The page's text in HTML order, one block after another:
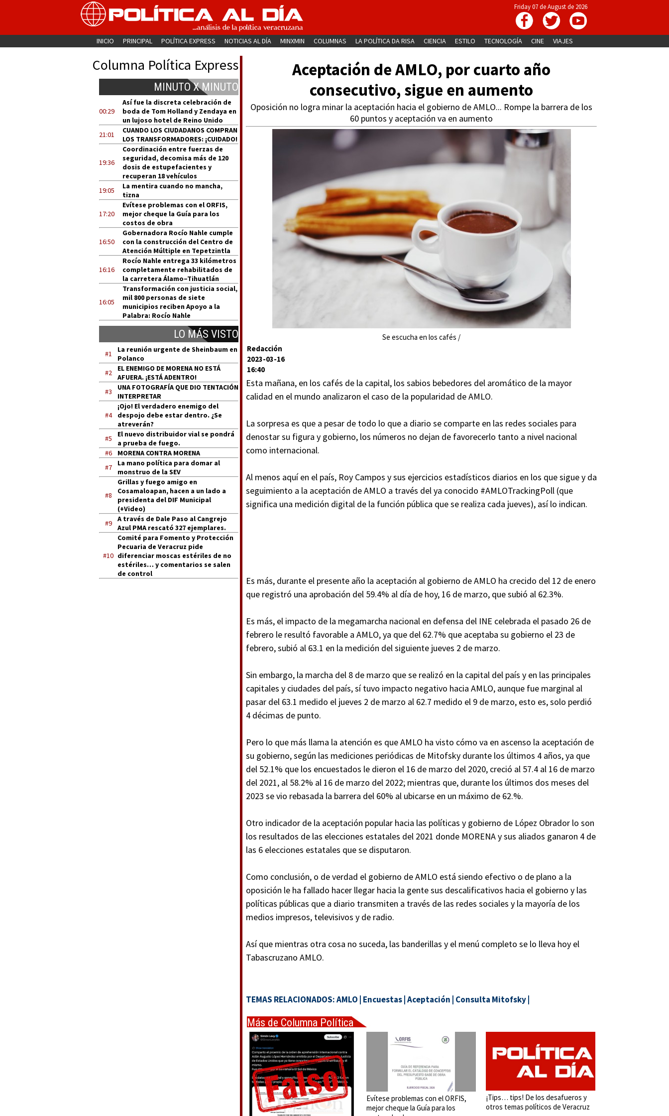
Friday 07 de August de 2026
INICIO PRINCIPAL POLÍTICA EXPRESS NOTICIAS AL DÍA MINXMIN COLUMNAS LA POLÍTICA DA RISA CIENCIA ESTILO TECNOLOGÍA CINE VIAJES
Columna Política Express
MINUTO X MINUTO
00:29
Así fue la discreta celebración de
boda de Tom Holland y Zendaya en
un lujoso hotel de Reino Unido
21:01
CUANDO LOS CIUDADANOS COMPRAN
LOS TRANSFORMADORES: ¡CUIDADO!
19:36
Coordinación entre fuerzas de
seguridad, decomisa más de 120
dosis de estupefacientes y
recuperan 18 vehículos
19:05
La mentira cuando no mancha,
tizna
17:20
Evítese problemas con el ORFIS,
mejor cheque la Guía para los
costos de obra
16:50
Gobernadora Rocío Nahle cumple
con la construcción del Centro de
Atención Múltiple en Tepetzintla
16:16
Rocío Nahle entrega 33 kilómetros
completamente rehabilitados de
la carretera Álamo–Tihuatlán
16:05
Transformación con justicia social,
mil 800 personas de siete
municipios reciben Apoyo a la
Palabra: Rocío Nahle
LO MÁS VISTO
#1
La reunión urgente de Sheinbaum en
Polanco
#2
EL ENEMIGO DE MORENA NO ESTÁ
AFUERA. ¡ESTÁ ADENTRO!
#3
UNA FOTOGRAFÍA QUE DIO TENTACIÓN
INTERPRETAR
#4
¡Ojo! El verdadero enemigo del
despojo debe estar dentro. ¿Se
atreverán?
#5
El nuevo distribuidor vial se pondrá
a prueba de fuego.
#6
MORENA CONTRA MORENA
#7
La mano política para domar al
monstruo de la SEV
#8
Grillas y fuego amigo en
Cosamaloapan, hacen a un lado a
presidenta del DIF Municipal
(+Video)
#9
A través de Dale Paso al Cangrejo
Azul PMA rescató 327 ejemplares.
#10
Comité para Fomento y Protección
Pecuaria de Veracruz pide
diferenciar moscas estériles de no
estériles… y comentarios se salen
de control
Aceptación de AMLO, por cuarto año
consecutivo, sigue en aumento
Oposición no logra minar la aceptación hacia el gobierno de AMLO... Rompe la barrera de los
60 puntos y aceptación va en aumento
Se escucha en los cafés /
Redacción
2023-03-16
16:40
Esta mañana, en los cafés de la capital, los sabios bebedores del aromático de la mayor
calidad en el mundo analizaron el caso de la popularidad de AMLO.
La sorpresa es que a pesar de todo lo que a diario se comparte en las redes sociales para
denostar su figura y gobierno, los números no dejan de favorecerlo tanto a nivel nacional
como internacional.
Al menos aquí en el país, Roy Campos y sus ejercicios estadísticos diarios en los que sigue y da
seguimiento a la aceptación de AMLO a través del ya conocido #AMLOTrackingPoll (que
significa una medición digital de la función pública que se realiza cada jueves), así lo indican.
Es más, durante el presente año la aceptación al gobierno de AMLO ha crecido del 12 de enero
que registró una aprobación del 59.4% al día de hoy, 16 de marzo, que subió al 62.3%.
Es más, el impacto de la megamarcha nacional en defensa del INE celebrada el pasado 26 de
febrero le resultó favorable a AMLO, ya que del 62.7% que aceptaba su gobierno el 23 de
febrero, subió al 63.1 en la medición del siguiente jueves 2 de marzo.
Sin embargo, la marcha del 8 de marzo que se realizó en la capital del país y en las principales
capitales y ciudades del país, sí tuvo impacto negativo hacia AMLO, aunque fue marginal al
pasar del 63.1 medido el jueves 2 de marzo al 62.7 medido el 9 de marzo, esto es, solo perdió
4 décimas de punto.
Pero lo que más llama la atención es que AMLO ha visto cómo va en ascenso la aceptación de
su gobierno, según las mediciones periódicas de Mitofsky durante los últimos 4 años, ya que
del 52.1% que los encuestados le dieron el 16 de marzo del 2020, creció al 57.4 al 16 de marzo
del 2021, al 58.2% al 16 de marzo del 2022; mientras que, durante los últimos dos meses del
2023 se vio rebasada la barrera del 60% al ubicarse en un máximo de 62.%.
Otro indicador de la aceptación popular hacia las políticas y gobierno de López Obrador lo son
los resultados de las elecciones estatales del 2021 donde MORENA y sus aliados ganaron 4 de
las 6 elecciones estatales que se disputaron.
Como conclusión, o de verdad el gobierno de AMLO está siendo efectivo o de plano a la
oposición le ha fallado hacer llegar hacia la gente sus descalificativos hacia el gobierno y las
políticas públicas que a diario transmiten a través de las redes sociales y la mayoría de los
medios impresos, televisivos y de radio.
Así que mientras otra cosa no suceda, las banderillas y el menú completo se lo lleva hoy el
Tabascruzano AMLO.
TEMAS RELACIONADOS:AMLO Encuestas Aceptación Consulta Mitofsky
Más de Columna Política
Express
Evítese problemas con el ORFIS,
mejor cheque la Guía para los
¡Tips… tips! De los desafueros y
otros temas políticos de Veracruz